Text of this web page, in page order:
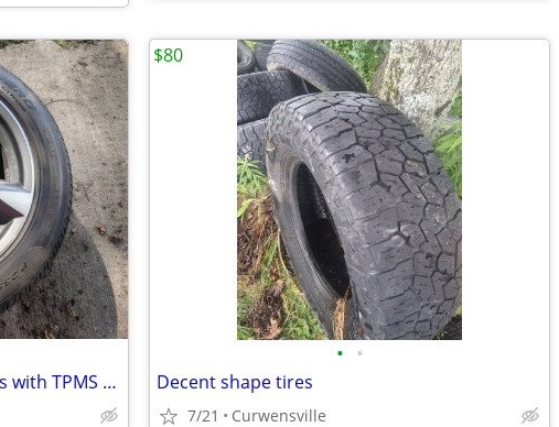
2015 Mustang GT Rims And Tires with TPMS New Take offs
• •
Decent shape tires
7/21 Curwensville
$80